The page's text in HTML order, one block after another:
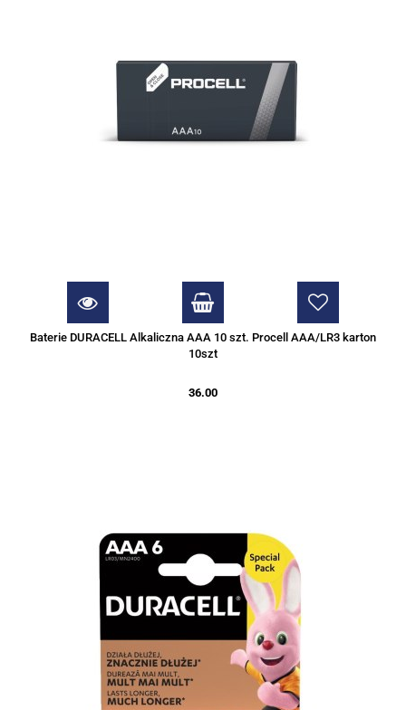
Baterie DURACELL Alkaliczna AAA 10 szt. Procell AAA/LR3 karton
10szt
36.00